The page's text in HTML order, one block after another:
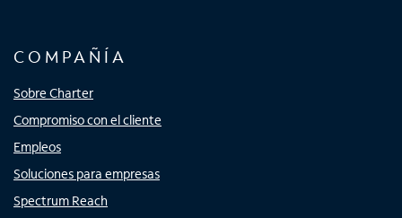
COMPAÑÍA
Sobre Charter
Compromiso con el cliente
Empleos
Soluciones para empresas
Spectrum Reach